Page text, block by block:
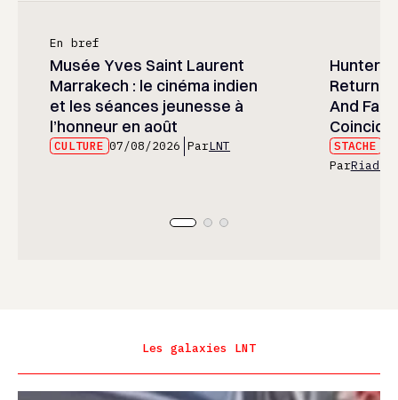
En bref
Musée Yves Saint Laurent
Marrakech : le cinéma indien
et les séances jeunesse à
l’honneur en août
CULTURE 07/08/2026 ParLNT
Hunter
And
STACHE
ParRiad
Les galaxies LNT